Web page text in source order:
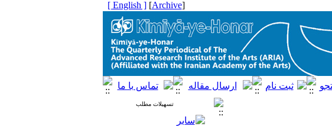
[
Archive
]
[ English ]
تسهیلات مطلب